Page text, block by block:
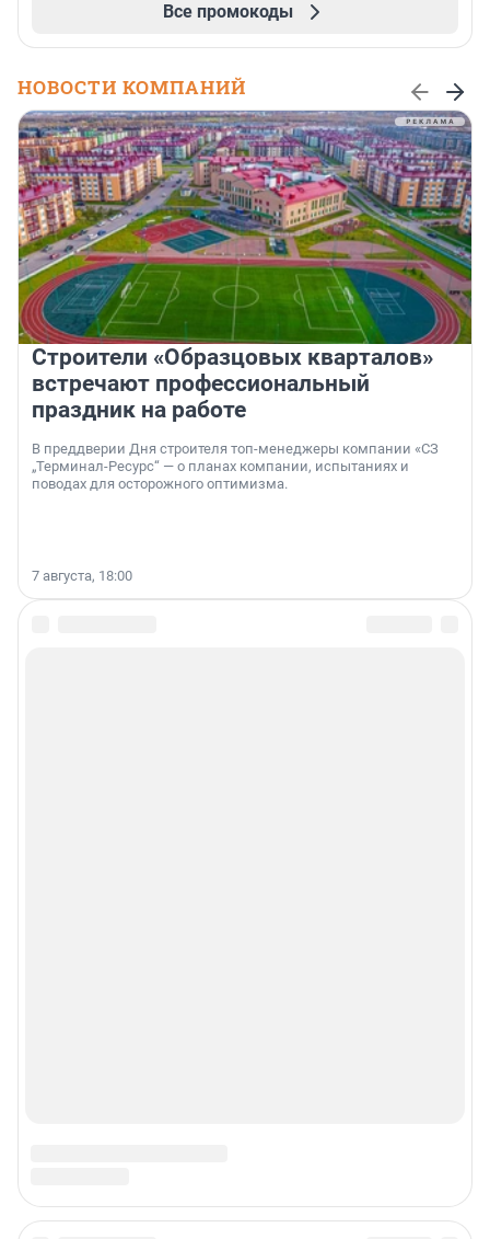
Все промокоды
НОВОСТИ КОМПАНИЙ
Строители «Образцовых кварталов»
встречают профессиональный
праздник на работе
В преддверии Дня строителя топ-менеджеры компании «СЗ
„Терминал-Ресурс“ — о планах компании, испытаниях и
поводах для осторожного оптимизма.
7 августа, 18:00